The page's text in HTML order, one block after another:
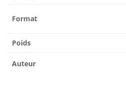
Format
Poids
Auteur